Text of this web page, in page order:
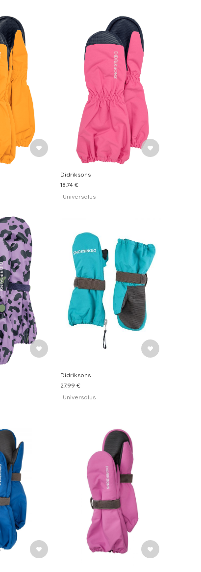
Didriksons
18.74 €
Universalus
Didriksons
27.99 €
Universalus